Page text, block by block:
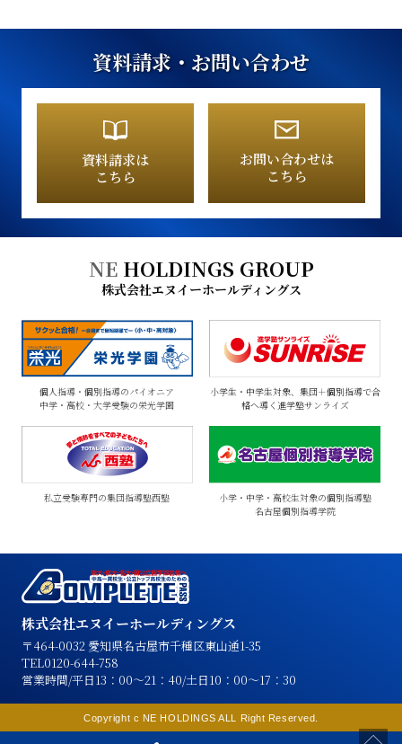
資料請求・お問い合わせ
資料請求は
こちら
お問い合わせは
こちら
NE HOLDINGS GROUP
株式会社エヌイーホールディングス
個人指導・個別指導のパイオニア
中学・高校・大学受験の栄光学園
小学生・中学生対象、集団＋個別指導で合
格へ導く進学塾サンライズ
私立受験専門の集団指導塾西塾
小学・中学・高校生対象の個別指導塾
名古屋個別指導学院
株式会社エヌイーホールディングス
〒464-0032 愛知県名古屋市千種区東山通1-35
TEL0120-644-758
営業時間/平日13：00～21：40/土日10：00～17：30
Copyright c NE HOLDINGS ALL Right Reserved.